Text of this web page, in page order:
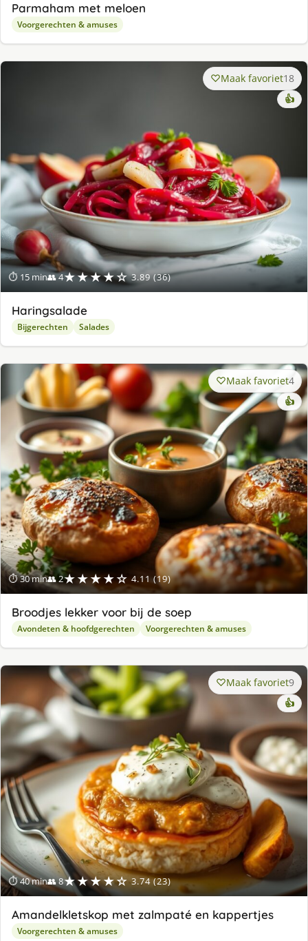
Parmaham met meloen
Voorgerechten & amuses
⏱ 15 min👥 4★★★★☆ 3.89 (36)
Maak favoriet18
👍
Haringsalade
Bijgerechten Salades
⏱ 30 min👥 2★★★★☆ 4.11 (19)
Maak favoriet4
👍
Broodjes lekker voor bij de soep
Avondeten & hoofdgerechten Voorgerechten & amuses
⏱ 40 min👥 8★★★★☆ 3.74 (23)
Maak favoriet9
👍
Amandelkletskop met zalmpaté en kappertjes
Voorgerechten & amuses